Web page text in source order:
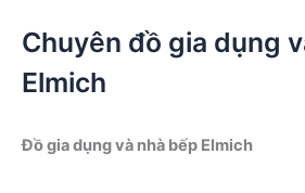
Chuyên đồ gia dụng
Elmich
Đồ gia dụng và nhà bếp Elmich